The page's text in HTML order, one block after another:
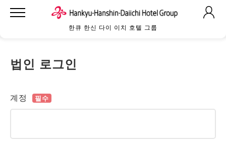
한큐 한신 다이 이치 호텔 그룹
법인 로그인
계정 필수